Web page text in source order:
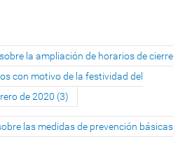
la ampliación de horarios de cierre
con motivo de la festividad del
de 2020 (3)
las medidas de prevención básicas